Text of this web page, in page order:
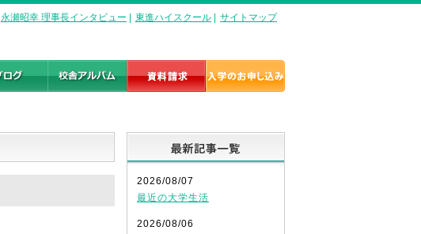
永瀬昭幸 理事長インタビュー 東進ハイスクール サイトマップ
2026/08/07
最近の大学生活
2026/08/06